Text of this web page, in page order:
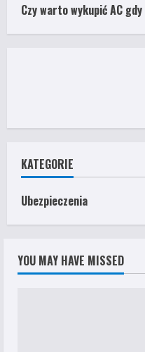
Czy warto wykupić AC
KATEGORIE
Ubezpieczenia
YOU MAY HAVE MISSED